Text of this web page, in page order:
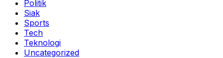
Politik
Siak
Sports
Tech
Teknologi
Uncategorized